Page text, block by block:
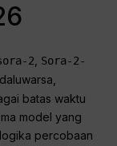
2
Sora-2-
batas waktu
model yang
percobaan